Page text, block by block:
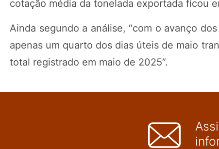
cotação média da tonelada exportada ficou
Ainda segundo a análise, “com o avanço
apenas um quarto dos dias úteis de maio
total registrado em maio de 2025”.